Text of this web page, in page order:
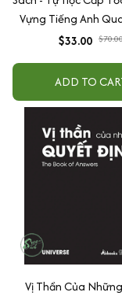
Vựng Tiếng Anh
$33.00
ADD TO
Vị Thần Của